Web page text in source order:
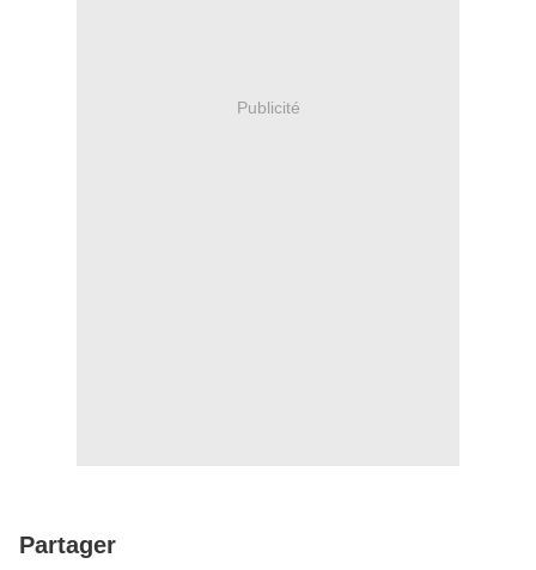
Publicité
Partager